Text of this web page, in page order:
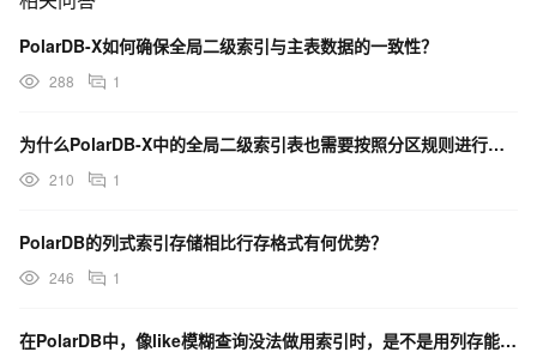
PolarDB-X如何确保全局二级索引与主表数据的一致性？
288 1
为什么PolarDB-X中的全局二级索引表也需要按照分区规则进行分布？
210 1
PolarDB的列式索引存储相比行存格式有何优势？
246 1
在PolarDB中，像like模糊查询没法做用索引时，是不是用列存能有效提升执行效率？